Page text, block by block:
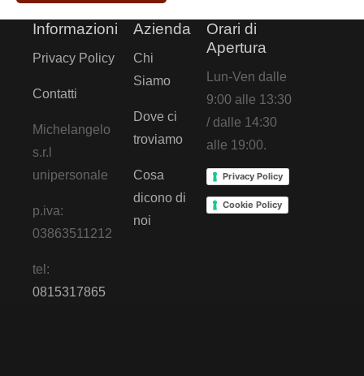
Informazioni
Privacy Policy
Contatti
Michelangelo
s.r.l
unipersonale
p.iva:
03863511212
tel:
0815317865
Azienda
Chi
Siamo
Dove ci
troviamo
Cosa
dicono di
noi
Orari di
Apertura
Lun-Ven dalle
9:00 alle 13:30
/ dalle 14:30
alle 19:00.
Privacy Policy
Cookie Policy